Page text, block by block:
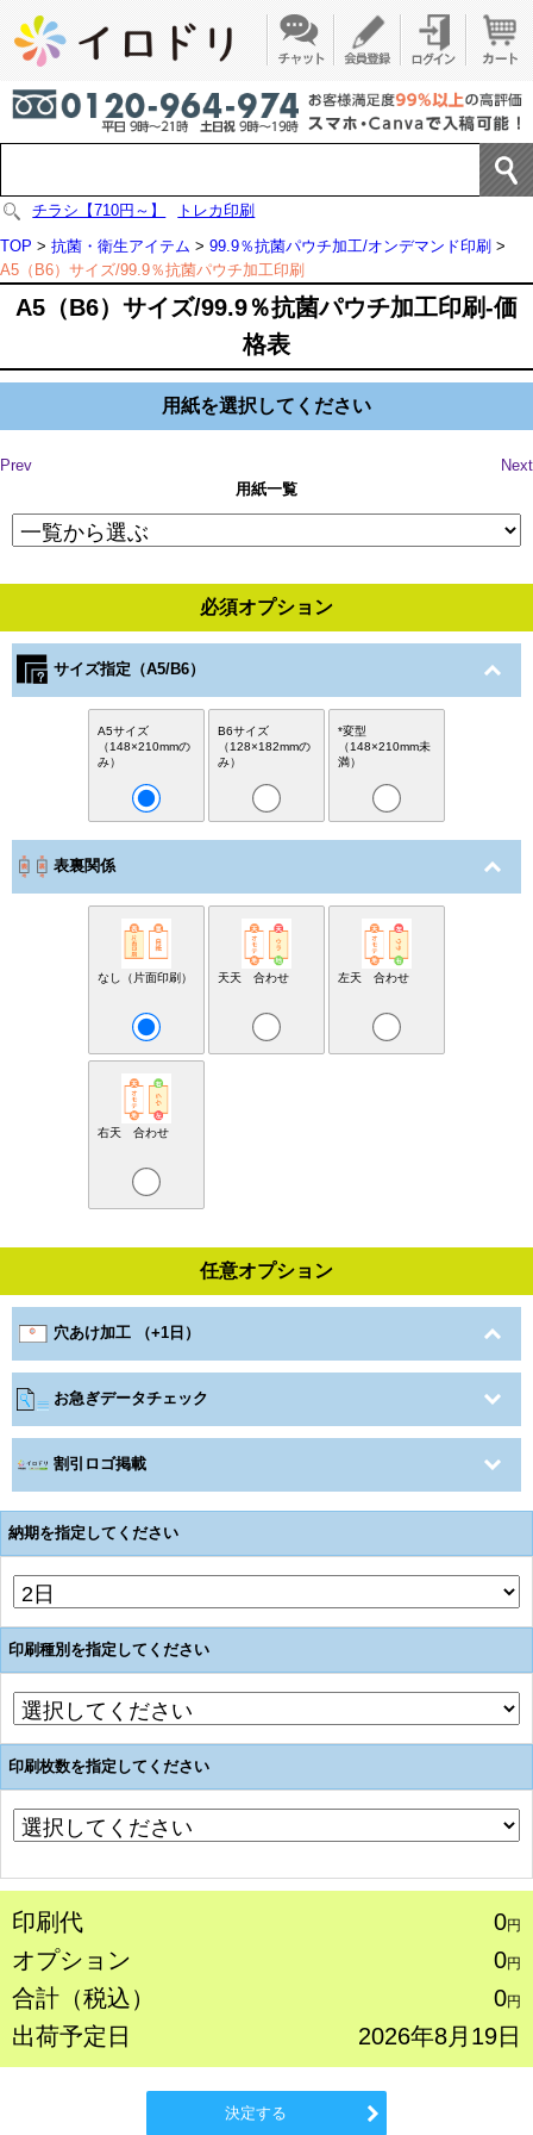
チラシ【710円～】
トレカ印刷
TOP > 抗菌・衛生アイテム > 99.9％抗菌パウチ加工/オンデマンド印刷 >
A5（B6）サイズ/99.9％抗菌パウチ加工印刷
A5（B6）サイズ/99.9％抗菌パウチ加工印刷-価
格表
用紙を選択してください
Prev
Next
用紙一覧
必須オプション
サイズ指定（A5/B6）
A5サイズ
（148×210mmの
み）
B6サイズ
（128×182mmの
み）
*変型
（148×210mm未
満）
表裏関係
なし（片面印刷） 天天 合わせ 左天 合わせ
右天 合わせ
任意オプション
穴あけ加工 （+1日）
お急ぎデータチェック
割引ロゴ掲載
納期を指定してください
印刷種別を指定してください
印刷枚数を指定してください
印刷代 0円
オプション 0円
合計（税込） 0円
出荷予定日 2026年8月19日
決定する